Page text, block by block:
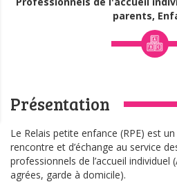
parents,
Présentation
Le Relais petite enfance (RPE) est
rencontre et d’échange au service
professionnels de l’accueil individuel
agrées, garde à domicile).